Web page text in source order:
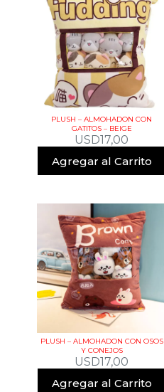
PLUSH – ALMOHADON CON
GATITOS – BEIGE
USD17,00
Agregar al Carrito
PLUSH – ALMOHADON CON OSOS
Y CONEJOS
USD17,00
Agregar al Carrito